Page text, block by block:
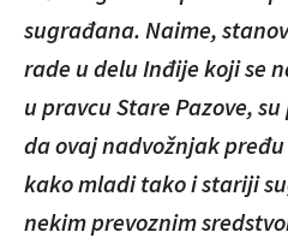
sugrađana. Naime,
rade u delu Inđije koji se
u pravcu Stare Pazove,
da ovaj nadvožnjak pređu
kako mladi tako i stariji
nekim prevoznim